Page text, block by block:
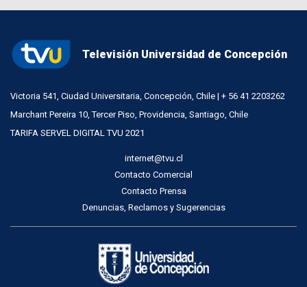
Televisión Universidad de Concepción
Victoria 541, Ciudad Universitaria, Concepción, Chile | + 56 41 2203262
Marchant Pereira 10, Tercer Piso, Providencia, Santiago, Chile
TARIFA SERVEL DIGITAL TVU 2021
internet@tvu.cl
Contacto Comercial
Contacto Prensa
Denuncias, Reclamos y Sugerencias